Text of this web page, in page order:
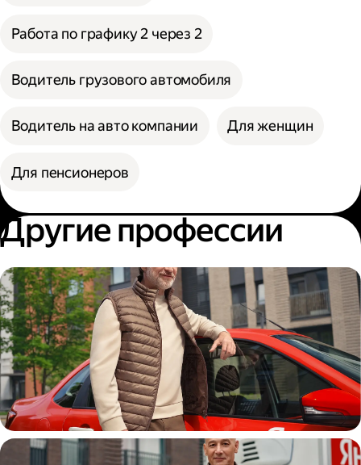
Работа по графику 2 через 2
Водитель грузового автомобиля
Водитель на авто компании Для женщин
Для пенсионеров
Другие профессии
Автокурьер